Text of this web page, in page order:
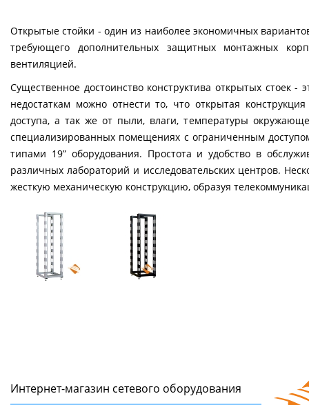
Открытые стойки - один из наиболее экономичных
требующего дополнительных защитных монтажных
вентиляцией.
Существенное достоинство конструктива открытых стоек
недостаткам можно отнести то, что открытая
доступа, а так же от пыли, влаги, температуры
специализированных помещениях с ограниченным
типами 19” оборудования. Простота и удобство в
различных лабораторий и исследовательских центров.
жесткую механическую конструкцию, образуя
Интернет-магазин сетeвого оборудования